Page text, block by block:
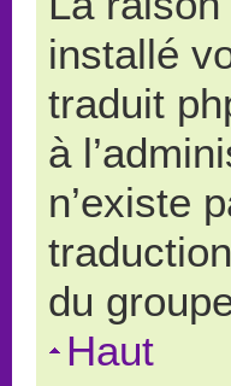
installé
traduit
à
n’existe
du
Haut